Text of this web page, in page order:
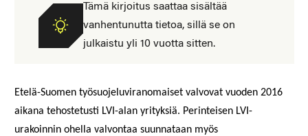
Tämä kirjoitus saattaa sisältää
vanhentunutta tietoa, sillä se on
julkaistu yli 10 vuotta sitten.
Etelä-Suomen työsuojeluviranomaiset valvovat vuoden 2016
aikana tehostetusti LVI-alan yrityksiä. Perinteisen LVI-
urakoinnin ohella valvontaa suunnataan myös